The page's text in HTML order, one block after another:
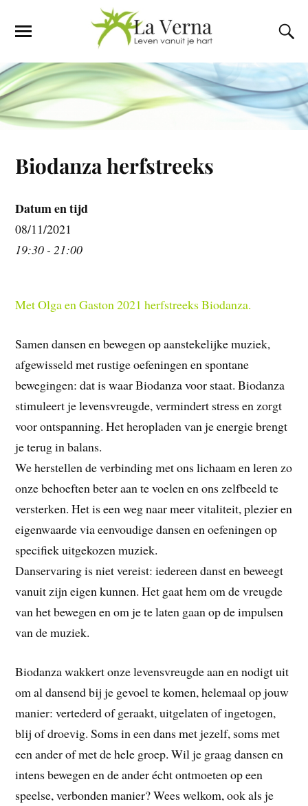
Biodanza herfstreeks
Datum en tijd
08/11/2021
19:30 - 21:00
Met Olga en Gaston 2021 herfstreeks Biodanza.
Samen dansen en bewegen op aanstekelijke muziek,
afgewisseld met rustige oefeningen en spontane
bewegingen: dat is waar Biodanza voor staat. Biodanza
stimuleert je levensvreugde, vermindert stress en zorgt
voor ontspanning. Het heropladen van je energie brengt
je terug in balans.
We herstellen de verbinding met ons lichaam en leren zo
onze behoeften beter aan te voelen en ons zelfbeeld te
versterken. Het is een weg naar meer vitaliteit, plezier en
eigenwaarde via eenvoudige dansen en oefeningen op
specifiek uitgekozen muziek.
Danservaring is niet vereist: iedereen danst en beweegt
vanuit zijn eigen kunnen. Het gaat hem om de vreugde
van het bewegen en om je te laten gaan op de impulsen
van de muziek.
Biodanza wakkert onze levensvreugde aan en nodigt uit
om al dansend bij je gevoel te komen, helemaal op jouw
manier: vertederd of geraakt, uitgelaten of ingetogen,
blij of droevig. Soms in een dans met jezelf, soms met
een ander of met de hele groep. Wil je graag dansen en
intens bewegen en de ander écht ontmoeten op een
speelse, verbonden manier? Wees welkom, ook als je